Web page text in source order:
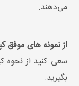
می‌دهند.
از نمونه های موفق
سعی کنید از نحوه
بگیرید.